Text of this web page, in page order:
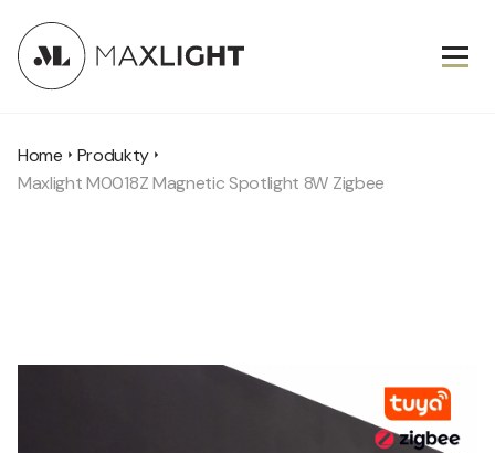
Home
Produkty
Maxlight M0018Z Magnetic Spotlight 8W Zigbee